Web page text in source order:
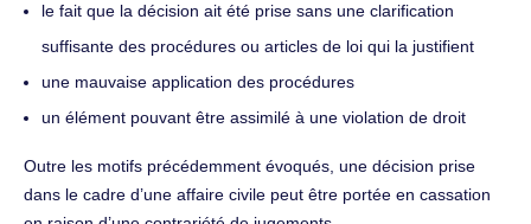
le fait que la décision ait été prise sans une clarification
suffisante des procédures ou articles de loi qui la justifient
une mauvaise application des procédures
un élément pouvant être assimilé à une violation de droit
Outre les motifs précédemment évoqués, une décision prise
dans le cadre d’une affaire civile peut être portée en cassation